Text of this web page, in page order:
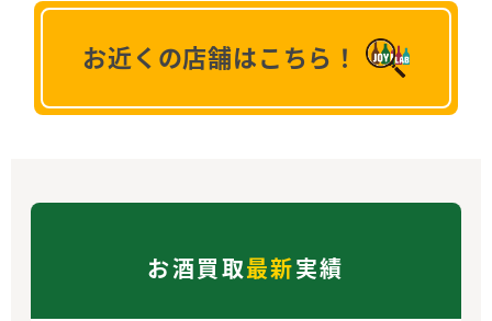
お近くの店舗はこちら！
お酒買取最新実績